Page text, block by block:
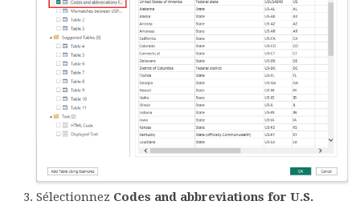
Sélectionnez Codes and abbreviations for U.S.